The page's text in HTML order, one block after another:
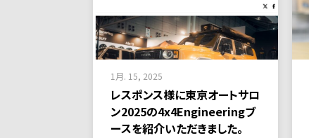
1月. 15, 2025
レスポンス様に東京オートサロ
ン2025の4x4Engineeringブ
ースを紹介いただきました。